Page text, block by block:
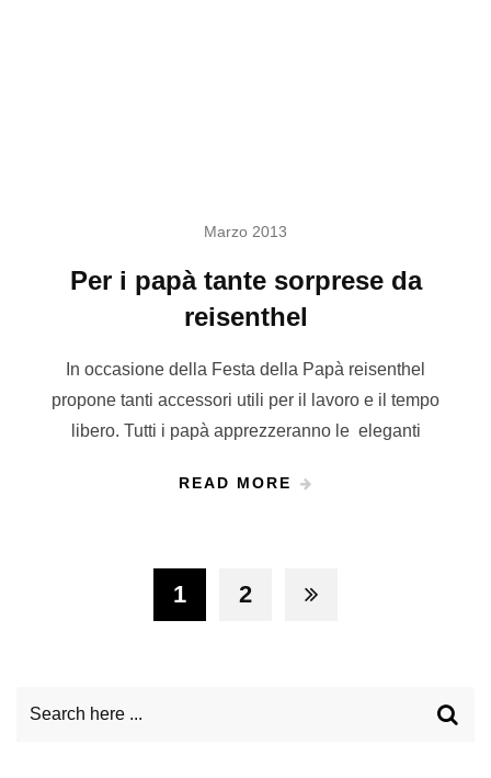
Marzo 2013
Per i papà tante sorprese da
reisenthel
In occasione della Festa della Papà reisenthel
propone tanti accessori utili per il lavoro e il tempo
libero. Tutti i papà apprezzeranno le eleganti
READ MORE
1 2